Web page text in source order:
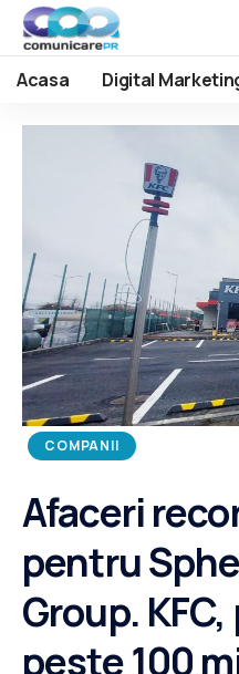
Acasa Digital
COMPANII
Afaceri
pentru
Group.
peste 100